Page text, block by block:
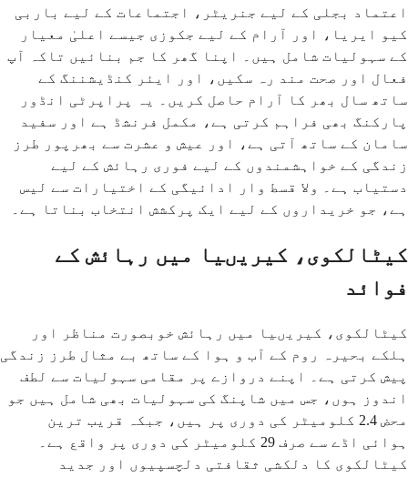
اعتماد بجلی کے لیے جنریٹر، اجتماعات کے لیے باربی
کیو ایریا، اور آرام کے لیے جکوزی جیسے اعلیٰ معیار
کے سہولیات شامل ہیں۔ اپنا گھر کا جم بنائیں تاکہ آپ
فعال اور صحت مند رہ سکیں، اور ایئر کنڈیشننگ کے
ساتھ سال بھر کا آرام حاصل کریں۔ یہ پراپرٹی انڈور
پارکنگ بھی فراہم کرتی ہے، مکمل فرنشڈ ہے اور سفید
سامان کے ساتھ آتی ہے، اور عیش و عشرت سے بھرپور طرز
زندگی کے خواہشمندوں کے لیے فوری رہائش کے لیے
دستیاب ہے۔ ولا قسط وار ادائیگی کے اختیارات سے لیس
ہے، جو خریداروں کے لیے ایک پرکشش انتخاب بناتا ہے۔
کیٹالکوی، کیریںیا میں رہائش کے
فوائد
کیٹالکوی، کیریںیا میں رہائش خوبصورت مناظر اور
ہلکے بحیرہ روم کے آب و ہوا کے ساتھ بے مثال طرز زندگی
پیش کرتی ہے۔ اپنے دروازے پر مقامی سہولیات سے لطف
اندوز ہوں، جس میں شاپنگ کی سہولیات بھی شامل ہیں جو
محض 2.4 کلومیٹر کی دوری پر ہیں، جبکہ قریب ترین
ہوائی اڈے سے صرف 29 کلومیٹر کی دوری پر واقع ہے۔
کیٹالکوی کا دلکشی ثقافتی دلچسپیوں اور جدید